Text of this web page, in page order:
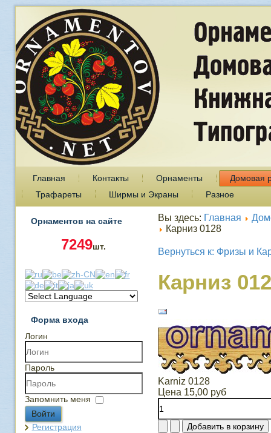
Главная Контакты Орнаменты
Домовая
Трафареты
Ширмы и Экраны Разное
Орнаментов на сайте
7249шт.
Форма входа
Логин
Пароль
Запомнить меня
Войти
Регистрация
Вы здесь: Главная
Карниз 0128
Вернуться к: Фризы и
Карниз
Karniz 0128
Цена 15,00 руб